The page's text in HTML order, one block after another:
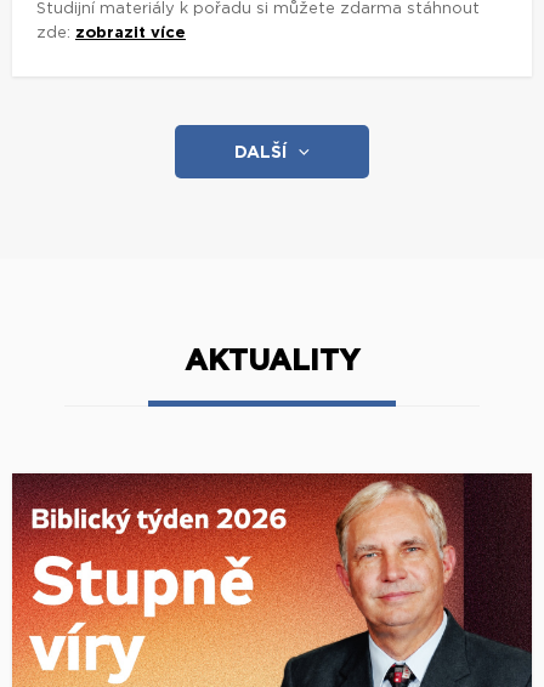
Studijní materiály k pořadu si můžete zdarma stáhnout
zde: zobrazit více
DALŠÍ
AKTUALITY